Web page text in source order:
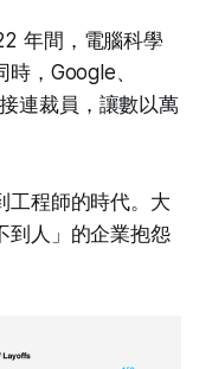
年間，電腦科學
時，Google、
連裁員，讓數以萬
工程師的時代。大
到人」的企業抱怨